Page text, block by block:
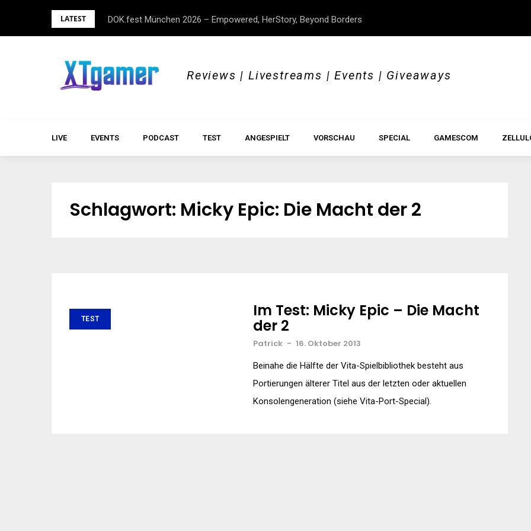
LATEST DOK.fest München 2026 – Empowered, HerStory, Beyond Borders
Reviews | Livestreams | Events | Giveaways
LIVE EVENTS PODCAST TEST ANGESPIELT VORSCHAU SPECIAL GAMESCOM
Schlagwort: Micky Epic: Die Macht der 2
TEST Im Test: Micky Epic – Die Macht
der 2
Patrick - 16. Oktober 2013
Beinahe die Hälfte der Vita-Spielbibliothek besteht aus
Portierungen älterer Titel aus der letzten oder aktuellen
Konsolengeneration (siehe Vita-Port-Special).